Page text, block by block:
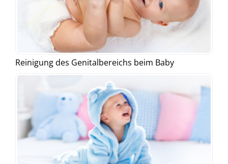
Reinigung des Genitalbereichs beim Baby